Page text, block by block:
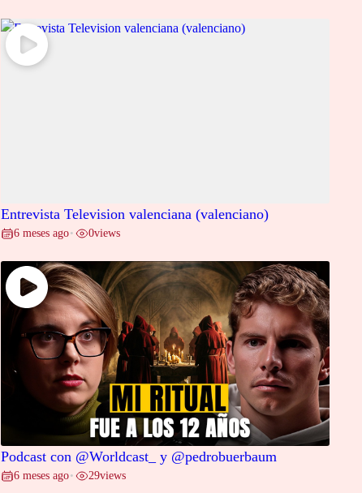
Entrevista Television valenciana (valenciano)
6 meses ago• 0views
Podcast con @Worldcast_ y @pedrobuerbaum
6 meses ago• 29views